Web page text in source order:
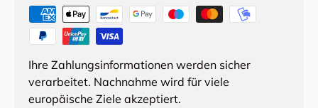
Ihre Zahlungsinformationen werden sicher
verarbeitet. Nachnahme wird für viele
europäische Ziele akzeptiert.